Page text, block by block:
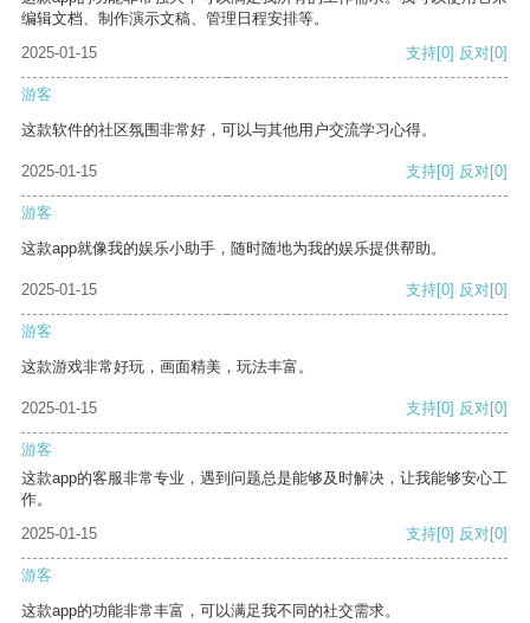
编辑文档、制作演示文稿、管理日程安排等。
2025-01-15
支持[0] 反对[0]
游客
这款软件的社区氛围非常好，可以与其他用户交流学习心得。
2025-01-15 支持[0] 反对[0]
游客
这款app就像我的娱乐小助手，随时随地为我的娱乐提供帮助。
2025-01-15 支持[0] 反对[0]
游客
这款游戏非常好玩，画面精美，玩法丰富。
2025-01-15 支持[0] 反对[0]
游客
这款app的客服非常专业，遇到问题总是能够及时解决，让我能够安心工
作。
2025-01-15
支持[0] 反对[0]
游客
这款app的功能非常丰富，可以满足我不同的社交需求。